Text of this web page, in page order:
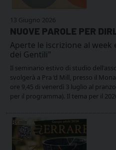
13 Giugno 2026
NUOVE PAROLE PER
Aperte le iscrizione al
dei Gentili"
Il seminario estivo di studio
svolgerà a Pra ‘d Mill, presso il
ore 9,45 di venerdì 3 luglio al
per il programma). Il tema per il